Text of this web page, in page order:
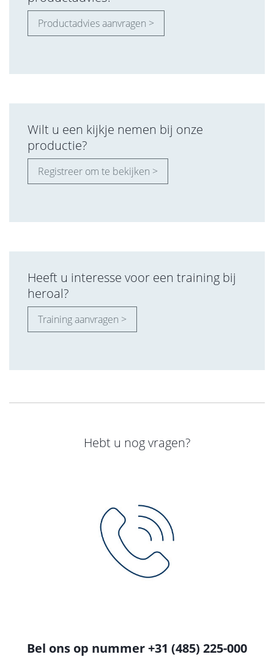
Productadvies aanvragen >
Wilt u een kijkje nemen bij onze
productie?
Registreer om te bekijken >
Heeft u interesse voor een training bij
heroal?
Training aanvragen >
Hebt u nog vragen?
Bel ons op nummer +31 (485) 225-000